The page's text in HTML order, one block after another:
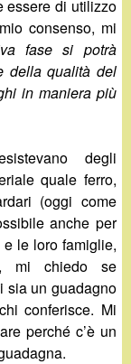
essere di utilizzo
consenso, mi
fase si potrà
della qualità del
in maniera più
degli
quale ferro,
(oggi come
anche per
le loro famiglie,
mi chiedo se
sia un guadagno
conferisce. Mi
perché c’è un